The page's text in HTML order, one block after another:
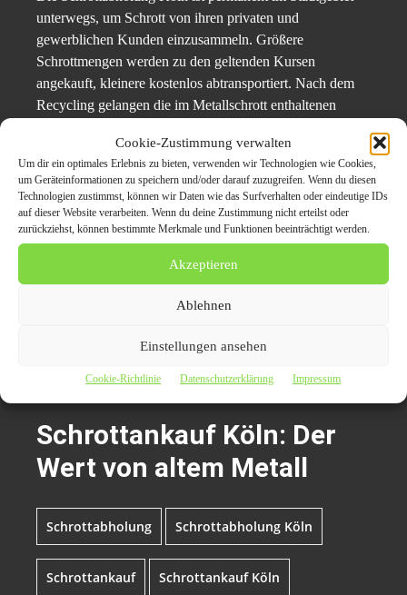
Cookie-Zustimmung verwalten
Um dir ein optimales Erlebnis zu bieten, verwenden wir Technologien wie Cookies,
um Geräteinformationen zu speichern und/oder darauf zuzugreifen. Wenn du diesen
Technologien zustimmst, können wir Daten wie das Surfverhalten oder eindeutige IDs
auf dieser Website verarbeiten. Wenn du deine Zustimmung nicht erteilst oder
zurückziehst, können bestimmte Merkmale und Funktionen beeinträchtigt werden.
Akzeptieren
Ablehnen
Einstellungen ansehen
Cookie-Richtlinie Datenschutzerklärung Impressum
unterwegs, um Schrott von ihren privaten und
gewerblichen Kunden einzusammeln. Größere
Schrottmengen werden zu den geltenden Kursen
angekauft, kleinere kostenlos abtransportiert. Nach dem
Recycling gelangen die im Metallschrott enthaltenen
https://schrottabholung.org/schrottankauf-koeln/
Schrottabholung.org
Mahmoud El-Lahib
44866 Bochum – Wattenscheid
Mobile: 0157/35 855 388
Themen zum Beitrag
Schrottankauf Köln: Der
Wert von altem Metall
Schrottabholung Schrottabholung Köln
Schrottankauf Schrottankauf Köln